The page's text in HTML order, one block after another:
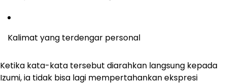
Kalimat yang terdengar personal
Ketika kata-kata tersebut diarahkan langsung kepada
Izumi, ia tidak bisa lagi mempertahankan ekspresi